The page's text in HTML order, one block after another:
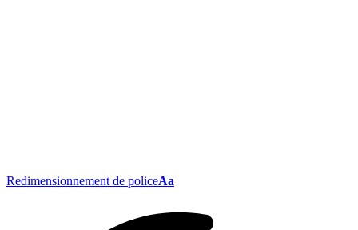
Redimensionnement de policeAa